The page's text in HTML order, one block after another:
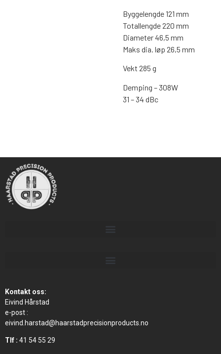
Byggelengde 121 mm
Totallengde 220 mm
Diameter 46,5 mm
Maks dia. løp 26,5 mm
Vekt 285 g
Demping – 308W
31 – 34 dBc
Kontakt oss:
Eivind Hårstad
e-post :
eivind.harstad@haarstadprecisionproducts.no
Tlf : 41 54 55 29